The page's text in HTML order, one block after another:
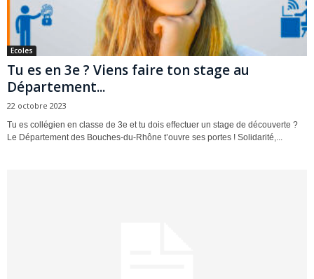
Ecoles
Tu es en 3e ? Viens faire ton stage au
Département...
22 octobre 2023
Tu es collégien en classe de 3e et tu dois effectuer un stage de découverte ?
Le Département des Bouches-du-Rhône t’ouvre ses portes ! Solidarité,...